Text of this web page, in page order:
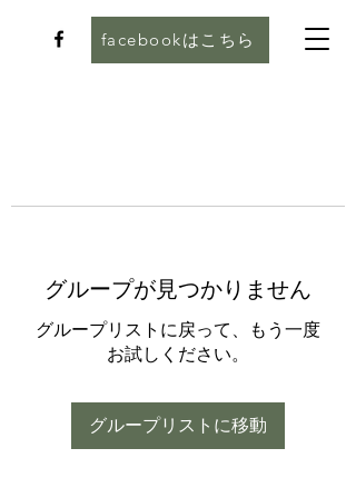
facebookはこちら
グループが見つかりません
グループリストに戻って、もう一度
お試しください。
グループリストに移動